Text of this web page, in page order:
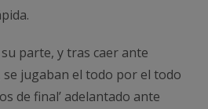
parte, y tras caer ante
jugaban el todo por el todo
de final’ adelantado ante